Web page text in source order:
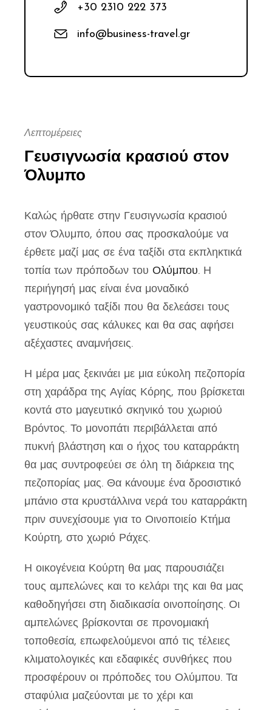
Λεπτομέρειες
Γευσιγνωσία κρασιού στον
Όλυμπο
Καλώς ήρθατε στην Γευσιγνωσία κρασιού
στον Όλυμπο, όπου σας προσκαλούμε να
έρθετε μαζί μας σε ένα ταξίδι στα εκπληκτικά
τοπία των πρόποδων του Ολύμπου. Η
περιήγησή μας είναι ένα μοναδικό
γαστρονομικό ταξίδι που θα δελεάσει τους
γευστικούς σας κάλυκες και θα σας αφήσει
αξέχαστες αναμνήσεις.
Η μέρα μας ξεκινάει με μια εύκολη πεζοπορία
στη χαράδρα της Αγίας Κόρης, που βρίσκεται
κοντά στο μαγευτικό σκηνικό του χωριού
Βρόντος. Το μονοπάτι περιβάλλεται από
πυκνή βλάστηση και ο ήχος του καταρράκτη
θα μας συντροφεύει σε όλη τη διάρκεια της
πεζοπορίας μας. Θα κάνουμε ένα δροσιστικό
μπάνιο στα κρυστάλλινα νερά του καταρράκτη
πριν συνεχίσουμε για το Οινοποιείο Κτήμα
Κούρτη, στο χωριό Ράχες.
Η οικογένεια Κούρτη θα μας παρουσιάζει
τους αμπελώνες και το κελάρι της και θα μας
καθοδηγήσει στη διαδικασία οινοποίησης. Οι
αμπελώνες βρίσκονται σε προνομιακή
τοποθεσία, επωφελούμενοι από τις τέλειες
κλιματολογικές και εδαφικές συνθήκες που
προσφέρουν οι πρόποδες του Ολύμπου. Τα
σταφύλια μαζεύονται με το χέρι και
+30 2310 222 373
info@business-travel.gr